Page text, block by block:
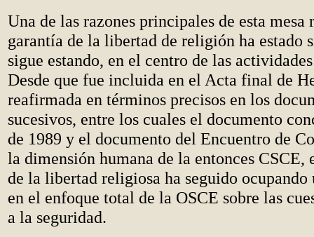
Una de las razones principales de esta mesa
garantía de la libertad de religión ha estado
sigue estando, en el centro de las
Desde que fue incluida en el Acta final de
reafirmada en términos precisos en los
sucesivos, entre los cuales el documento
de 1989 y el documento del Encuentro de
la dimensión humana de la entonces CSCE,
de la libertad religiosa ha seguido
en el enfoque total de la OSCE sobre las
a la seguridad.